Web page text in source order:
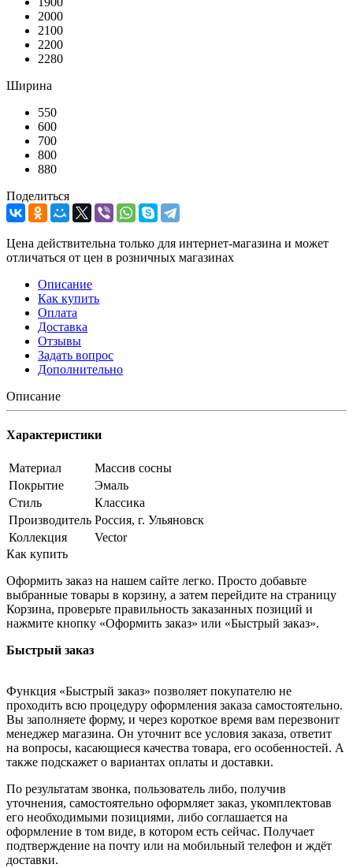
2000
2100
2200
2280
Ширина
550
600
700
800
880
Поделиться
Цена действительна только для интернет-магазина и может
отличаться от цен в розничных магазинах
Описание
Как купить
Оплата
Доставка
Отзывы
Задать вопрос
Дополнительно
Описание
Характеристики
Материал
Массив сосны
Покрытие
Эмаль
Стиль
Классика
Производитель Россия, г. Ульяновск
Коллекция
Vector
Как купить
Оформить заказ на нашем сайте легко. Просто добавьте
выбранные товары в корзину, а затем перейдите на страницу
Корзина, проверьте правильность заказанных позиций и
нажмите кнопку «Оформить заказ» или «Быстрый заказ».
Быстрый заказ
Функция «Быстрый заказ» позволяет покупателю не
проходить всю процедуру оформления заказа самостоятельно.
Вы заполняете форму, и через короткое время вам перезвонит
менеджер магазина. Он уточнит все условия заказа, ответит
на вопросы, касающиеся качества товара, его особенностей. А
также подскажет о вариантах оплаты и доставки.
По результатам звонка, пользователь либо, получив
уточнения, самостоятельно оформляет заказ, укомплектовав
его необходимыми позициями, либо соглашается на
оформление в том виде, в котором есть сейчас. Получает
подтверждение на почту или на мобильный телефон и ждёт
доставки.